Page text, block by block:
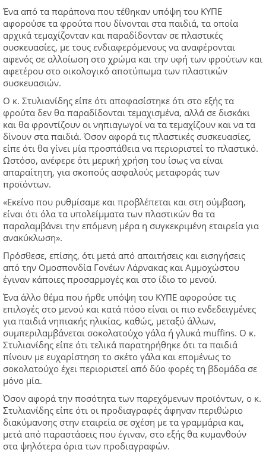
Ένα από τα παράπονα που τέθηκαν υπόψη του ΚΥΠΕ
αφορούσε τα φρούτα που δίνονται στα παιδιά, τα οποία
αρχικά τεμαχίζονταν και παραδίδονταν σε πλαστικές
συσκευασίες, με τους ενδιαφερόμενους να αναφέρονται
αφενός σε αλλοίωση στο χρώμα και την υφή των φρούτων και
αφετέρου στο οικολογικό αποτύπωμα των πλαστικών
συσκευασιών.
Ο κ. Στυλιανίδης είπε ότι αποφασίστηκε ότι στο εξής τα
φρούτα δεν θα παραδίδονται τεμαχισμένα, αλλά σε δισκάκι
και θα φροντίζουν οι νηπιαγωγοί να τα τεμαχίζουν και να τα
δίνουν στα παιδιά. Όσον αφορά τις πλαστικές συσκευασίες,
είπε ότι θα γίνει μία προσπάθεια να περιοριστεί το πλαστικό.
Ωστόσο, ανέφερε ότι μερική χρήση του ίσως να είναι
απαραίτητη, για σκοπούς ασφαλούς μεταφοράς των
προϊόντων.
«Εκείνο που ρυθμίσαμε και προβλέπεται και στη σύμβαση,
είναι ότι όλα τα υπολείμματα των πλαστικών θα τα
παραλαμβάνει την επόμενη μέρα η συγκεκριμένη εταιρεία για
ανακύκλωση».
Πρόσθεσε, επίσης, ότι μετά από απαιτήσεις και εισηγήσεις
από την Ομοσπονδία Γονέων Λάρνακας και Αμμοχώστου
έγιναν κάποιες προσαρμογές και στο ίδιο το μενού.
Ένα άλλο θέμα που ήρθε υπόψη του ΚΥΠΕ αφορούσε τις
επιλογές στο μενού και κατά πόσο είναι οι πιο ενδεδειγμένες
για παιδιά νηπιακής ηλικίας, καθώς, μεταξύ άλλων,
συμπεριλαμβάνεται σοκολατούχο γάλα ή γλυκά muffins. Ο κ.
Στυλιανίδης είπε ότι τελικά παρατηρήθηκε ότι τα παιδιά
πίνουν με ευχαρίστηση το σκέτο γάλα και επομένως το
σοκολατούχο έχει περιοριστεί από δύο φορές τη βδομάδα σε
μόνο μία.
Όσον αφορά την ποσότητα των παρεχόμενων προϊόντων, ο κ.
Στυλιανίδης είπε ότι οι προδιαγραφές άφηναν περιθώριο
διακύμανσης στην εταιρεία σε σχέση με τα γραμμάρια και,
μετά από παραστάσεις που έγιναν, στο εξής θα κυμανθούν
στα ψηλότερα όρια των προδιαγραφών.